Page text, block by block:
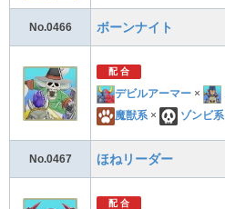
No.0466 ボーンナイト
配 合
デビルアーマー ×
魔獣系 × ゾンビ系
No.0467 ほねリーダー
配 合